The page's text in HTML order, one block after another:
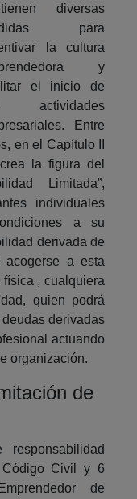
diversas
para
la cultura
y
el inicio de
actividades
Entre
en el Capítulo II
la figura del
Limitada”,
individuales
a su
derivada de
acogerse a esta
, cualquiera
quien podrá
derivadas
actuando
organización.
de
Código Civil y 6
de